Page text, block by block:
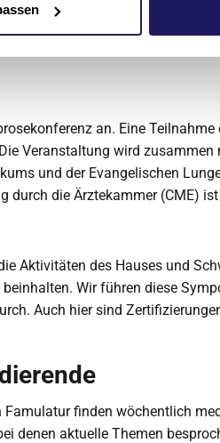
Externe Ärzt*innen sind
Zertifizierung durch die
an. Eine Teilnahme
Veranstaltung wird zusammen
und der Evangelischen
durch die Ärztekammer (CME)
Aktivitäten des Hauses und
Wir führen diese
Auch hier sind
Famulatur finden wöchentlich
denen aktuelle Themen